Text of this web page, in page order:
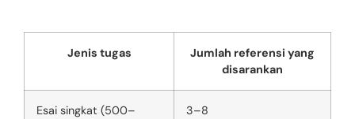
Jenis tugas
Jumlah referensi yang
disarankan
Esai singkat (500–
3–8